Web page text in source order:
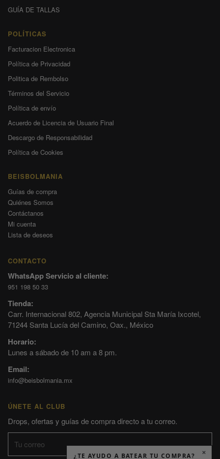
GUÍA DE TALLAS
POLÍTICAS
Facturacion Electronica
Política de Privacidad
Politica de Rembolso
Términos del Servicio
Política de envío
Acuerdo de Licencia de Usuario Final
Descargo de Responsabilidad
Política de Cookies
BEISBOLMANIA
Guías de compra
Quiénes Somos
Contáctanos
Mi cuenta
Lista de deseos
CONTACTO
WhatsApp Servicio al cliente:
951 198 50 33
Tienda:
Carr. Internacional 802, Agencia Municipal Sta María Ixcotel,
71244 Santa Lucía del Camino, Oax., México
Horario:
Lunes a sábado de 10 am a 8 pm.
Email:
info@beisbolmania.mx
ÚNETE AL CLUB
Drops, ofertas y guías de compra directo a tu correo.
×
¿TE AYUDO A BATEAR TU COMPRA?